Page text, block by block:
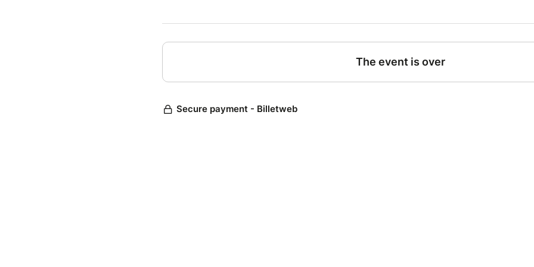
Une scène, 7 personnalités, et une seule mission : vous faire rire
The event is over
Secure payment - Billetweb